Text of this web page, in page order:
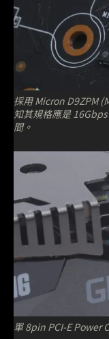
採用 Micron D9ZPM
知其規格應是
間。
單 8pin PCI-E Power